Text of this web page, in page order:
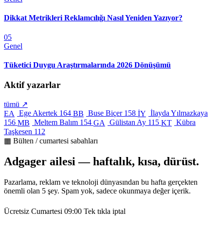
Dikkat Metrikleri Reklamcılığı Nasıl Yeniden Yazıyor?
05
Genel
Tüketici Duygu Araştırmalarında 2026 Dönüşümü
Aktif yazarlar
tümü ↗
EA
Ege Akertek 164 BB Buse Biçer 158 İY İlayda Yılmazkaya
156 MB Meltem Balım 154 GA Gülistan Ay 115 KT Kübra
Taşkesen 112
▦ Bülten / cumartesi sabahları
Adgager ailesi — haftalık, kısa, dürüst.
Pazarlama, reklam ve teknoloji dünyasından bu hafta gerçekten
önemli olan 5 şey. Spam yok, sadece okunmaya değer içerik.
Ücretsiz Cumartesi 09:00 Tek tıkla iptal